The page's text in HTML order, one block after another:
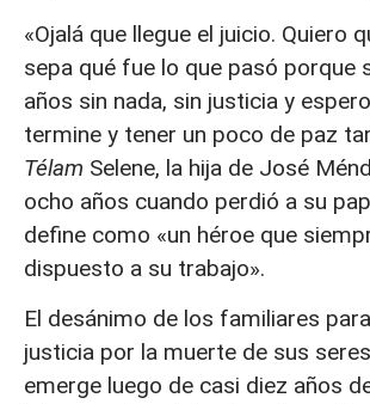
«Ojalá que llegue el juicio. Quiero
sepa qué fue lo que pasó porque
años sin nada, sin justicia y
termine y tener un poco de paz
Télam Selene, la hija de José
ocho años cuando perdió a su
define como «un héroe que
dispuesto a su trabajo».
El desánimo de los familiares
justicia por la muerte de sus
emerge luego de casi diez años